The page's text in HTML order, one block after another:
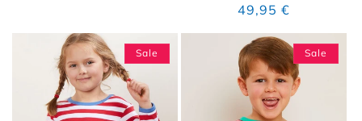
Normaler Preis
49,95 €
Sale Sale